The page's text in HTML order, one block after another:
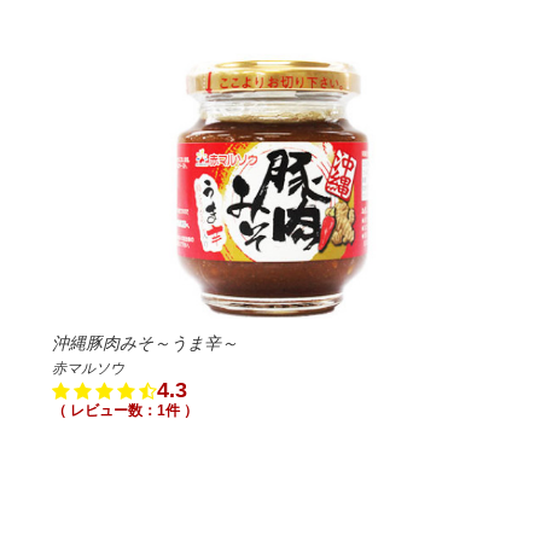
沖縄豚肉みそ～うま辛～
赤マルソウ
4.3
（ レビュー数：1件 ）